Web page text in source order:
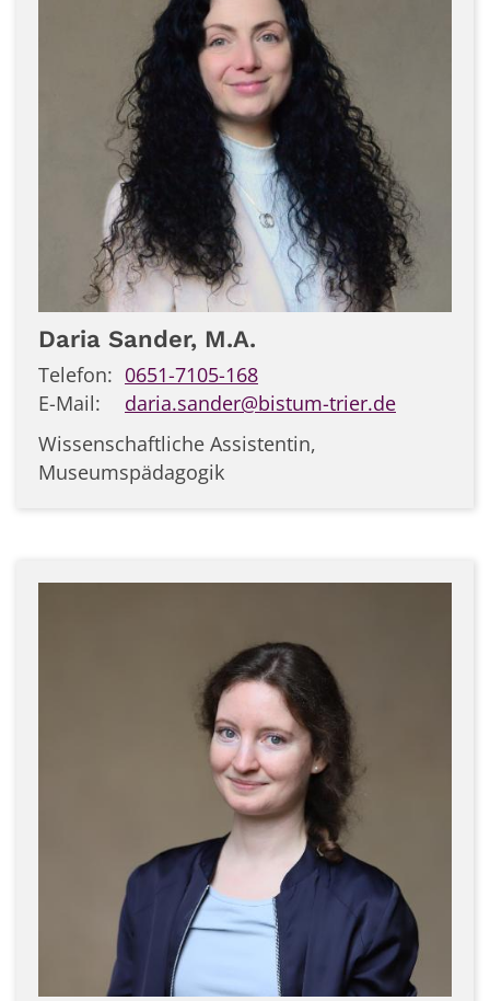
Daria Sander, M.A.
Telefon: 0651-7105-168
E-Mail:
daria.sander@bistum-trier.de
Wissenschaftliche Assistentin,
Museumspädagogik